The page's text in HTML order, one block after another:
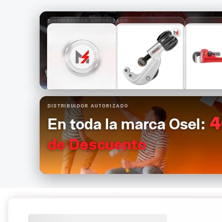
DISTRIBUIDOR AUTORIZADO
En toda la marca Ridgid:
25%de Descuento
$1,681
$1,261
$1,089
$817
DISTRIBUIDOR AUTORIZADO
En toda la marca Osel:
de Descuento